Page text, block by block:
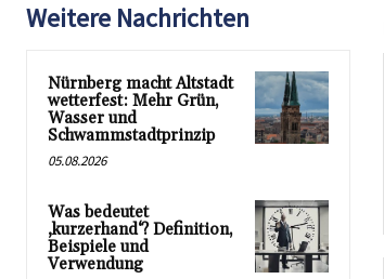
Weitere Nachrichten
Nürnberg macht Altstadt
wetterfest: Mehr Grün,
Wasser und
Schwammstadtprinzip
05.08.2026
Was bedeutet
‚kurzerhand‘? Definition,
Beispiele und
Verwendung